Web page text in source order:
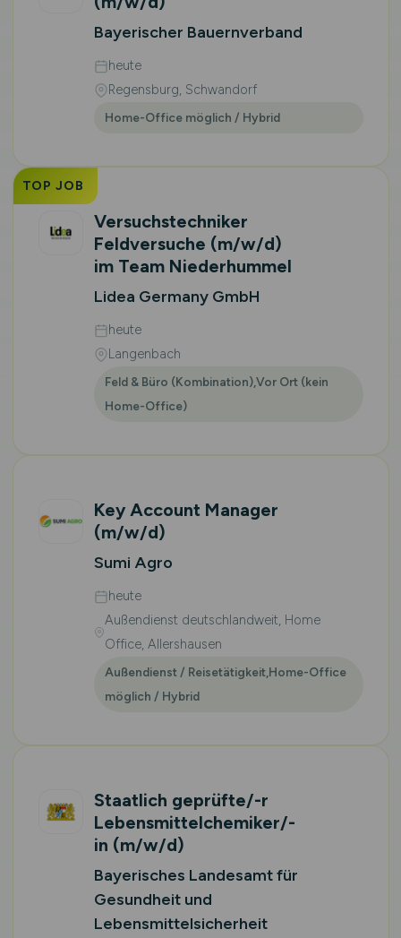
Bayerischer Bauernverband
heute
Regensburg, Schwandorf
Home-Office möglich / Hybrid
TOP JOB
Versuchstechniker
Feldversuche (m/w/d)
im Team Niederhummel
Lidea Germany GmbH
heute
Langenbach
Feld & Büro (Kombination),Vor Ort (kein
Home-Office)
Key Account Manager
(m/w/d)
Sumi Agro
heute
Außendienst deutschlandweit, Home
Office, Allershausen
Außendienst / Reisetätigkeit,Home-Office
möglich / Hybrid
Staatlich geprüfte/-r
Lebensmittelchemiker/-
in (m/w/d)
Bayerisches Landesamt für
Gesundheit und
Lebensmittelsicherheit